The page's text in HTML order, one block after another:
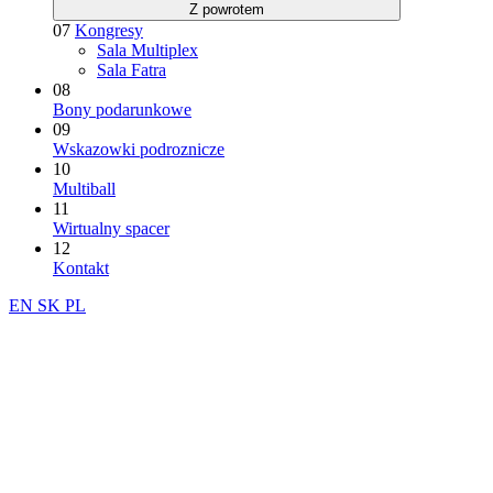
Z powrotem
07 Kongresy
Sala Multiplex
Sala Fatra
08
Bony podarunkowe
09
Wskazowki podroznicze
10
Multiball
11
Wirtualny spacer
12
Kontakt
EN SK PL